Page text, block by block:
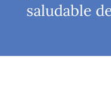
saludable